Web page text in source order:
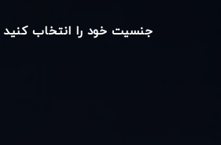
جنسیت خود را انتخاب کنید